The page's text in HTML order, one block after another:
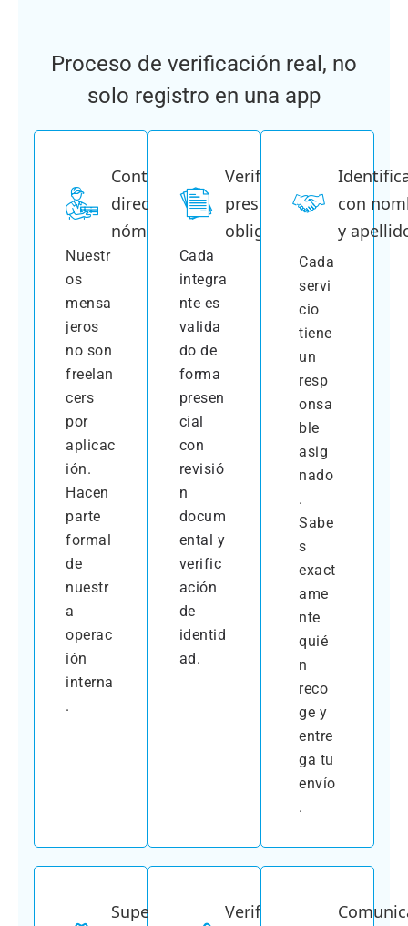
Proceso de verificación real, no
solo registro en una app
Contratación
directa en
nómina
Nuestr
os
mensa
jeros
no son
freelan
cers
por
aplicac
ión.
Hacen
parte
formal
de
nuestr
a
operac
ión
interna
.
Verificación
presencial
obligatoria
Cada
integra
nte es
valida
do de
forma
presen
cial
con
revisió
n
docum
ental y
verific
ación
de
identid
ad.
con
y
Cada
servi
cio
tiene
un
resp
onsa
ble
asig
nado
.
Sabe
s
exact
ame
nte
quié
n
reco
ge y
entre
ga tu
envío
.
Supervisión
Verificación